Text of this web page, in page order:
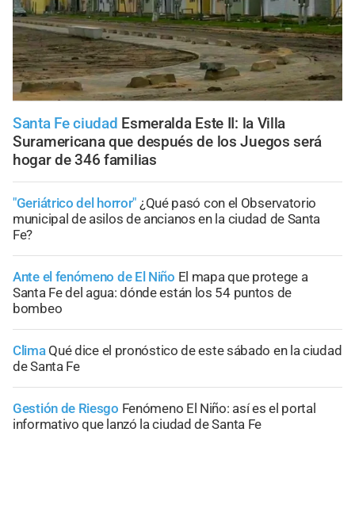
Santa Fe ciudad Esmeralda Este II: la Villa
Suramericana que después de los Juegos será
hogar de 346 familias
"Geriátrico del horror" ¿Qué pasó con el Observatorio
municipal de asilos de ancianos en la ciudad de Santa
Fe?
Ante el fenómeno de El Niño El mapa que protege a
Santa Fe del agua: dónde están los 54 puntos de
bombeo
Clima Qué dice el pronóstico de este sábado en la ciudad
de Santa Fe
Gestión de Riesgo Fenómeno El Niño: así es el portal
informativo que lanzó la ciudad de Santa Fe